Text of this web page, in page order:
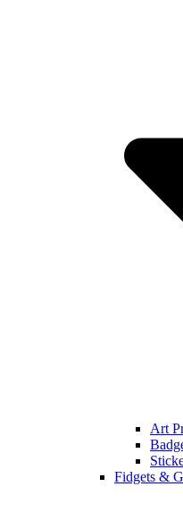
Art
Fidgets &